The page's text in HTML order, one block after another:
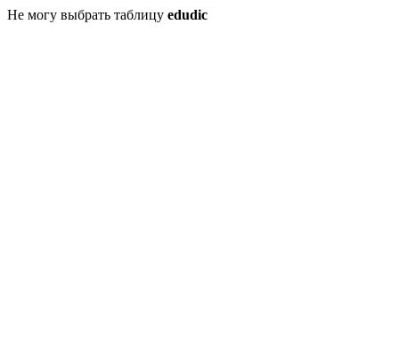
Не могу выбрать таблицу edudic